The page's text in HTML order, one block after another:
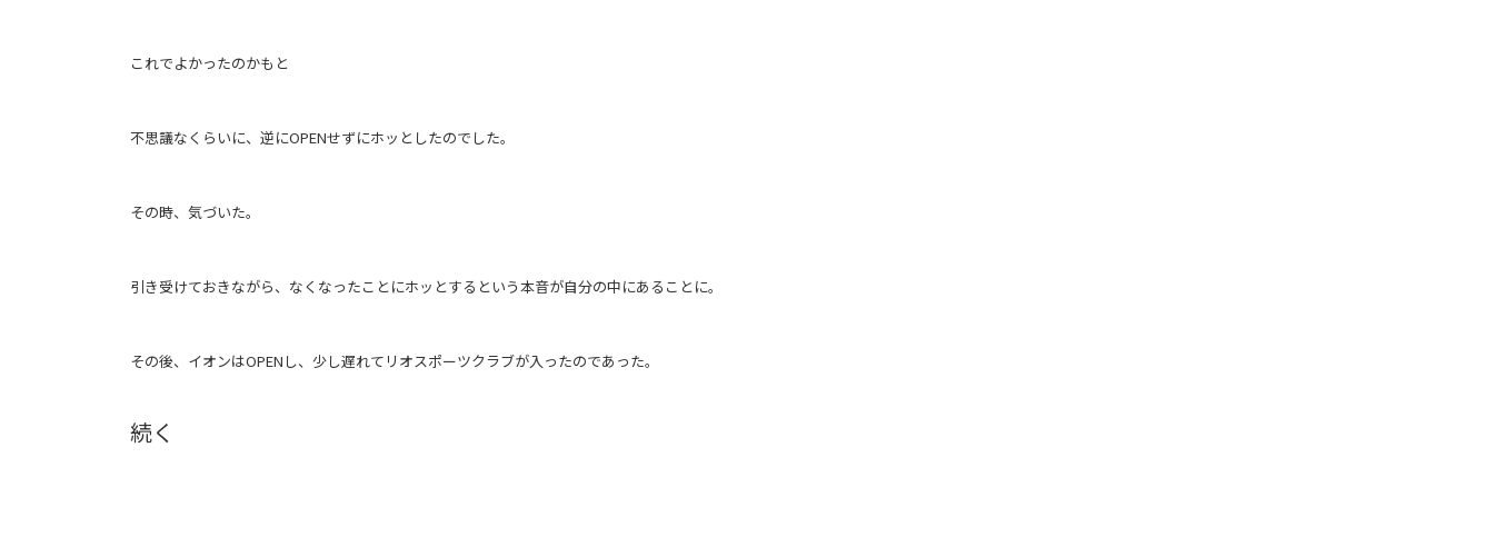
これでよかったのかもと
不思議なくらいに、逆にOPENせずにホッとしたのでした。
その時、気づいた。
引き受けておきながら、なくなったことにホッとするという本音が自分の中にあることに。
その後、イオンはOPENし、少し遅れてリオスポーツクラブが入ったのであった。
続く